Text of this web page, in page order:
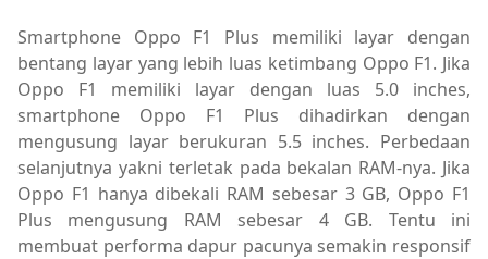
Smartphone Oppo F1 Plus memiliki layar dengan
bentang layar yang lebih luas ketimbang Oppo F1. Jika
Oppo F1 memiliki layar dengan luas 5.0 inches,
smartphone Oppo F1 Plus dihadirkan dengan
mengusung layar berukuran 5.5 inches. Perbedaan
selanjutnya yakni terletak pada bekalan RAM-nya. Jika
Oppo F1 hanya dibekali RAM sebesar 3 GB, Oppo F1
Plus mengusung RAM sebesar 4 GB. Tentu ini
membuat performa dapur pacunya semakin responsif